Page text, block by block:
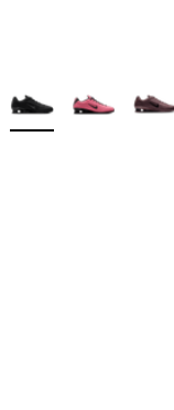
Meer kleuren